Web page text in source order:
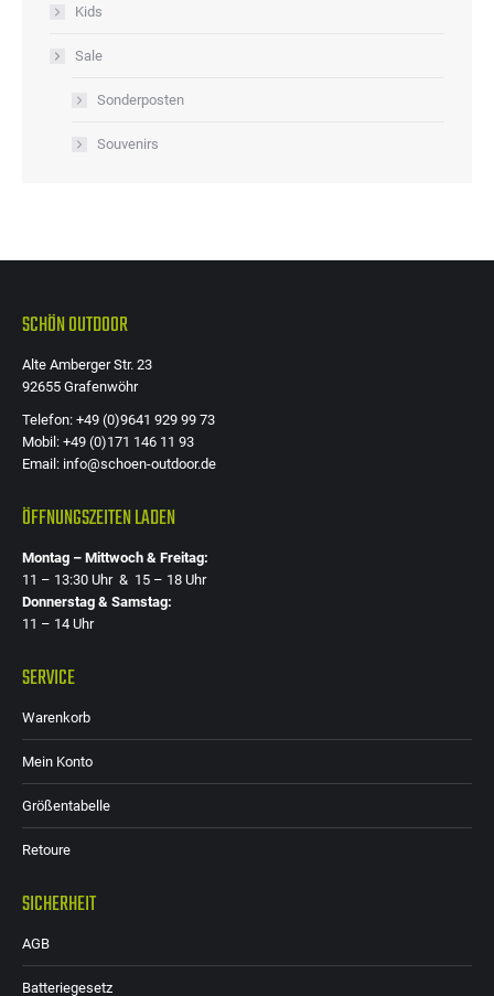
Kids
Sale
Sonderposten
Souvenirs
SCHÖN OUTDOOR
Alte Amberger Str. 23
92655 Grafenwöhr
Telefon: +49 (0)9641 929 99 73
Mobil: +49 (0)171 146 11 93
Email: info@schoen-outdoor.de
ÖFFNUNGSZEITEN LADEN
Montag – Mittwoch & Freitag:
11 – 13:30 Uhr & 15 – 18 Uhr
Donnerstag & Samstag:
11 – 14 Uhr
SERVICE
Warenkorb
Mein Konto
Größentabelle
Retoure
SICHERHEIT
AGB
Batteriegesetz